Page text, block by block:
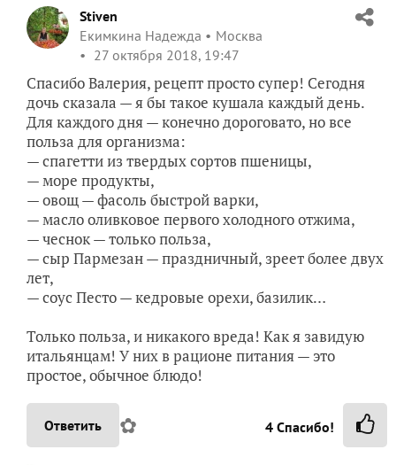
Stiven
Екимкина Надежда
Москва
27 октября 2018, 19:47
Спасибо Валерия, рецепт просто супер! Сегодня
дочь сказала — я бы такое кушала каждый день.
Для каждого дня — конечно дороговато, но все
польза для организма:
— спагетти из твердых сортов пшеницы,
— море продукты,
— овощ — фасоль быстрой варки,
— масло оливковое первого холодного отжима,
— чеснок — только польза,
— сыр Пармезан — праздничный, зреет более двух
лет,
— соус Песто — кедровые орехи, базилик…
Только польза, и никакого вреда! Как я завидую
итальянцам! У них в рационе питания — это
простое, обычное блюдо!
Ответить ✿ 4 Спасибо!